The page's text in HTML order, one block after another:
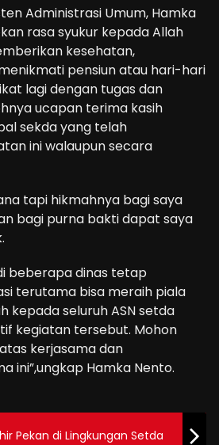
Administrasi Umum, Hamka
rasa syukur kepada Allah
kesehatan,
pensiun atau hari-hari
lagi dengan tugas dan
ucapan terima kasih
sekda yang telah
ini walaupun secara
tapi hikmahnya bagi saya
bagi purna bakti dapat saya
beberapa dinas tetap
terutama bisa meraih piala
kepada seluruh ASN setda
kegiatan tersebut. Mohon
kerjasama dan
ini”,ungkap Hamka Nento.
Pekan di Lingkungan Setda